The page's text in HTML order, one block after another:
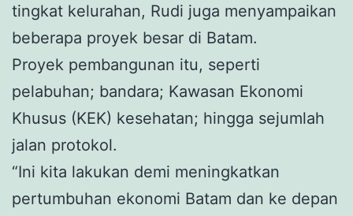
tingkat kelurahan, Rudi juga menyampaikan
beberapa proyek besar di Batam.
Proyek pembangunan itu, seperti
pelabuhan; bandara; Kawasan Ekonomi
Khusus (KEK) kesehatan; hingga sejumlah
jalan protokol.
“Ini kita lakukan demi meningkatkan
pertumbuhan ekonomi Batam dan ke depan